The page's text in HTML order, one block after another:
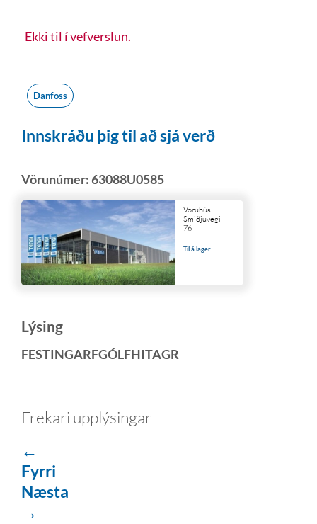
Ekki til í vefverslun.
Danfoss
Innskráðu þig til að sjá verð
Vörunúmer:63088U0585
Vöruhús
Smiðjuvegi
76
Til á lager
Lýsing
FESTINGARFGÓLFHITAGR
Frekari upplýsingar
←
Fyrri
Næsta
→